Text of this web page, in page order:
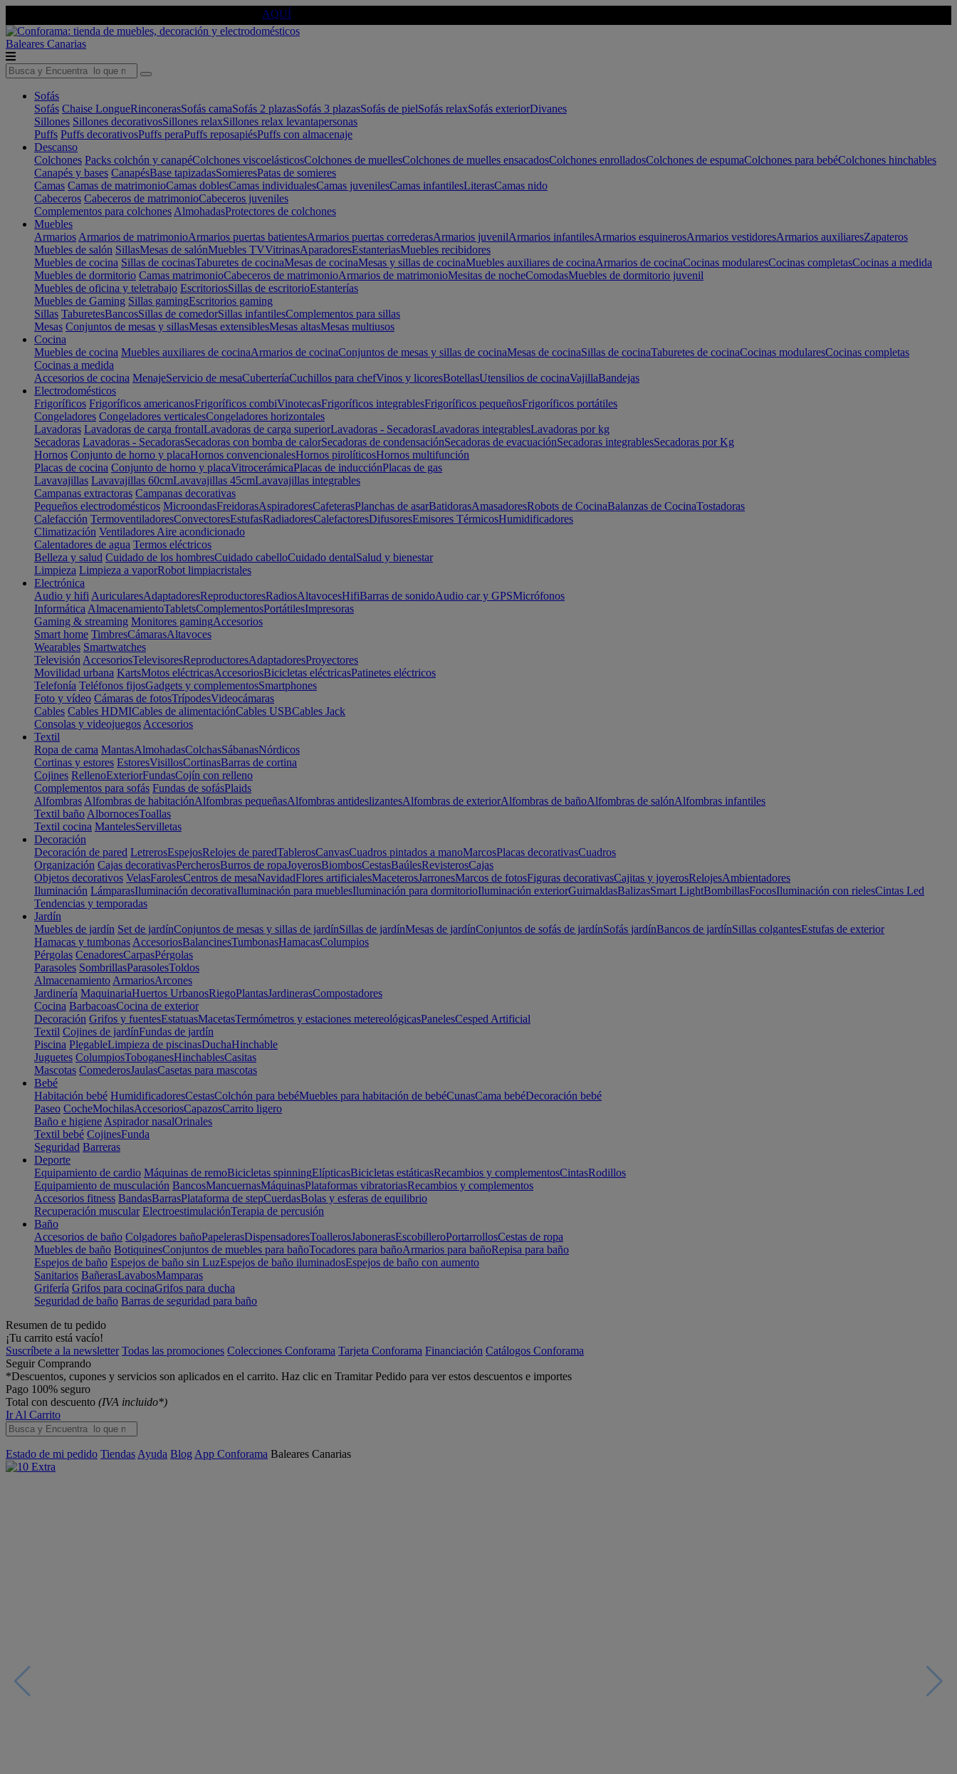
AQUÍ
Baleares Canarias
Sofás
Sofás Chaise LongueRinconerasSofás camaSofás 2 plazasSofás 3 plazasSofás de pielSofás relaxSofás exteriorDivanes
Sillones Sillones decorativosSillones relaxSillones relax levantapersonas
Puffs Puffs decorativosPuffs peraPuffs reposapiésPuffs con almacenaje
Descanso
Colchones Packs colchón y canapéColchones viscoelásticosColchones de muellesColchones de muelles ensacadosColchones enrolladosColchones de espumaColchones para bebéColchones hinchables
Canapés y bases CanapésBase tapizadasSomieresPatas de somieres
Camas Camas de matrimonioCamas doblesCamas individualesCamas juvenilesCamas infantilesLiterasCamas nido
Cabeceros Cabeceros de matrimonioCabeceros juveniles
Complementos para colchones AlmohadasProtectores de colchones
Muebles
Armarios Armarios de matrimonioArmarios puertas batientesArmarios puertas correderasArmarios juvenilArmarios infantilesArmarios esquinerosArmarios vestidoresArmarios auxiliaresZapateros
Muebles de salón SillasMesas de salónMuebles TVVitrinasAparadoresEstanteriasMuebles recibidores
Muebles de cocina Sillas de cocinasTaburetes de cocinaMesas de cocinaMesas y sillas de cocinaMuebles auxiliares de cocinaArmarios de cocinaCocinas modularesCocinas completasCocinas a medida
Muebles de dormitorio Camas matrimonioCabeceros de matrimonioArmarios de matrimonioMesitas de nocheComodasMuebles de dormitorio juvenil
Muebles de oficina y teletrabajo EscritoriosSillas de escritorioEstanterías
Muebles de Gaming Sillas gamingEscritorios gaming
Sillas TaburetesBancosSillas de comedorSillas infantilesComplementos para sillas
Mesas Conjuntos de mesas y sillasMesas extensiblesMesas altasMesas multiusos
Cocina
Muebles de cocina Muebles auxiliares de cocinaArmarios de cocinaConjuntos de mesas y sillas de cocinaMesas de cocinaSillas de cocinaTaburetes de cocinaCocinas modularesCocinas completas
Cocinas a medida
Accesorios de cocina MenajeServicio de mesaCuberteríaCuchillos para chefVinos y licoresBotellasUtensilios de cocinaVajillaBandejas
Electrodomésticos
Frigoríficos Frigoríficos americanosFrigoríficos combiVinotecasFrigoríficos integrablesFrigoríficos pequeñosFrigoríficos portátiles
Congeladores Congeladores verticalesCongeladores horizontales
Lavadoras Lavadoras de carga frontalLavadoras de carga superiorLavadoras - SecadorasLavadoras integrablesLavadoras por kg
Secadoras Lavadoras - SecadorasSecadoras con bomba de calorSecadoras de condensaciónSecadoras de evacuaciónSecadoras integrablesSecadoras por Kg
Hornos Conjunto de horno y placaHornos convencionalesHornos pirolíticosHornos multifunción
Placas de cocina Conjunto de horno y placaVitrocerámicaPlacas de inducciónPlacas de gas
Lavavajillas Lavavajillas 60cmLavavajillas 45cmLavavajillas integrables
Campanas extractoras Campanas decorativas
Pequeños electrodomésticos MicroondasFreidorasAspiradoresCafeterasPlanchas de asarBatidorasAmasadoresRobots de CocinaBalanzas de CocinaTostadoras
Calefacción TermoventiladoresConvectoresEstufasRadiadoresCalefactoresDifusoresEmisores TérmicosHumidificadores
Climatización Ventiladores Aire acondicionado
Calentadores de agua Termos eléctricos
Belleza y salud Cuidado de los hombresCuidado cabelloCuidado dentalSalud y bienestar
Limpieza Limpieza a vaporRobot limpiacristales
Electrónica
Audio y hifi AuricularesAdaptadoresReproductoresRadiosAltavocesHifiBarras de sonidoAudio car y GPSMicrófonos
Informática AlmacenamientoTabletsComplementosPortátilesImpresoras
Gaming & streaming Monitores gamingAccesorios
Smart home TimbresCámarasAltavoces
Wearables Smartwatches
Televisión AccesoriosTelevisoresReproductoresAdaptadoresProyectores
Movilidad urbana KartsMotos eléctricasAccesoriosBicicletas eléctricasPatinetes eléctricos
Telefonía Teléfonos fijosGadgets y complementosSmartphones
Foto y vídeo Cámaras de fotosTrípodesVideocámaras
Cables Cables HDMICables de alimentaciónCables USBCables Jack
Consolas y videojuegos Accesorios
Textil
Ropa de cama MantasAlmohadasColchasSábanasNórdicos
Cortinas y estores EstoresVisillosCortinasBarras de cortina
Cojines RellenoExteriorFundasCojín con relleno
Complementos para sofás Fundas de sofásPlaids
Alfombras Alfombras de habitaciónAlfombras pequeñasAlfombras antideslizantesAlfombras de exteriorAlfombras de bañoAlfombras de salónAlfombras infantiles
Textil baño AlbornocesToallas
Textil cocina MantelesServilletas
Decoración
Decoración de pared LetrerosEspejosRelojes de paredTablerosCanvasCuadros pintados a manoMarcosPlacas decorativasCuadros
Organización Cajas decorativasPercherosBurros de ropaJoyerosBiombosCestasBaúlesRevisterosCajas
Objetos decorativos VelasFarolesCentros de mesaNavidadFlores artificialesMaceterosJarronesMarcos de fotosFiguras decorativasCajitas y joyerosRelojesAmbientadores
Iluminación LámparasIluminación decorativaIluminación para mueblesIluminación para dormitorioIluminación exteriorGuirnaldasBalizasSmart LightBombillasFocosIluminación con rielesCintas Led
Tendencias y temporadas
Jardín
Muebles de jardín Set de jardínConjuntos de mesas y sillas de jardínSillas de jardínMesas de jardínConjuntos de sofás de jardínSofás jardínBancos de jardínSillas colgantesEstufas de exterior
Hamacas y tumbonas AccesoriosBalancinesTumbonasHamacasColumpios
Pérgolas CenadoresCarpasPérgolas
Parasoles SombrillasParasolesToldos
Almacenamiento ArmariosArcones
Jardinería MaquinariaHuertos UrbanosRiegoPlantasJardinerasCompostadores
Cocina BarbacoasCocina de exterior
Decoración Grifos y fuentesEstatuasMacetasTermómetros y estaciones metereológicasPanelesCesped Artificial
Textil Cojines de jardínFundas de jardín
Piscina PlegableLimpieza de piscinasDuchaHinchable
Juguetes ColumpiosToboganesHinchablesCasitas
Mascotas ComederosJaulasCasetas para mascotas
Bebé
Habitación bebé HumidificadoresCestasColchón para bebéMuebles para habitación de bebéCunasCama bebéDecoración bebé
Paseo CocheMochilasAccesoriosCapazosCarrito ligero
Baño e higiene Aspirador nasalOrinales
Textil bebé CojinesFunda
Seguridad Barreras
Deporte
Equipamiento de cardio Máquinas de remoBicicletas spinningElípticasBicicletas estáticasRecambios y complementosCintasRodillos
Equipamiento de musculación BancosMancuernasMáquinasPlataformas vibratoriasRecambios y complementos
Accesorios fitness BandasBarrasPlataforma de stepCuerdasBolas y esferas de equilibrio
Recuperación muscular ElectroestimulaciónTerapia de percusión
Baño
Accesorios de baño Colgadores bañoPapelerasDispensadoresToallerosJabonerasEscobilleroPortarrollosCestas de ropa
Muebles de baño BotiquinesConjuntos de muebles para bañoTocadores para bañoArmarios para bañoRepisa para baño
Espejos de baño Espejos de baño sin LuzEspejos de baño iluminadosEspejos de baño con aumento
Sanitarios BañerasLavabosMamparas
Grifería Grifos para cocinaGrifos para ducha
Seguridad de baño Barras de seguridad para baño
Resumen de tu pedido
¡Tu carrito está vacío!
Suscríbete a la newsletter Todas las promociones Colecciones Conforama Tarjeta Conforama Financiación Catálogos Conforama
Seguir Comprando
*Descuentos, cupones y servicios son aplicados en el carrito. Haz clic en Tramitar Pedido para ver estos descuentos e importes
Pago 100% seguro
Total con descuento (IVA incluido*)
Ir Al Carrito
Estado de mi pedido Tiendas Ayuda Blog App Conforama Baleares Canarias